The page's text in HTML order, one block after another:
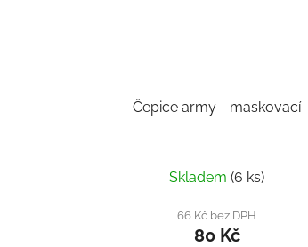
Čepice army - maskovací
Skladem(6 ks)
66 Kč bez DPH
80 Kč